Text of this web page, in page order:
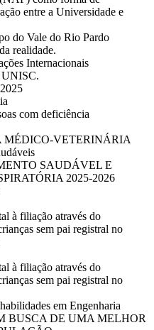
entre a Universidade e
do Vale do Rio Pardo
realidade.
Internacionais
UNISC.
com deficiência
MÉDICO-VETERINÁRIA
SAUDÁVEL E
2025-2026
à filiação através do
sem pai registral no
à filiação através do
sem pai registral no
em Engenharia
BUSCA DE UMA MELHOR